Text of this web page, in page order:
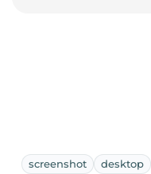
screenshot desktop